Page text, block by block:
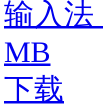
输入法
MB
下载